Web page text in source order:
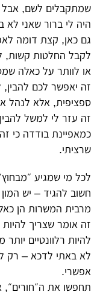
שמתקבלים לשם, אבל
היה לי ברור שאני לא
גם כאן, קצת דומה
לקבל החלטות קשות,
או לוותר על כאלה
זה יאפשר לכם
ספציפית, אלא לנהל
זה עזר לי למשל
כמאפיינת בודדה כי
שרציתי.
לכל מי שמגיע
חשוב להגיד – יש
מרבית המשרות הן
זה אומר שצריך
להיות רלוונטיים
לא באתי לדכא – רק
אפשרי.
תחפשו את ה״חורים״,